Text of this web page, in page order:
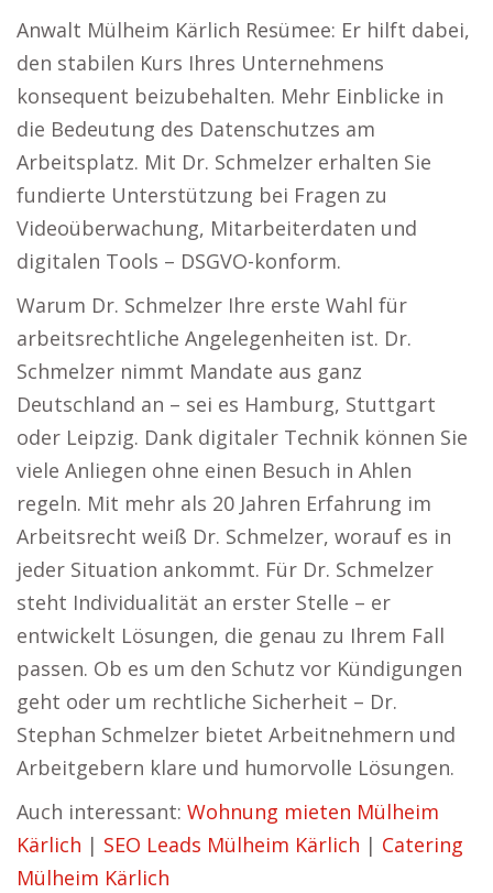
Anwalt Mülheim Kärlich Resümee: Er hilft dabei,
den stabilen Kurs Ihres Unternehmens
konsequent beizubehalten. Mehr Einblicke in
die Bedeutung des Datenschutzes am
Arbeitsplatz. Mit Dr. Schmelzer erhalten Sie
fundierte Unterstützung bei Fragen zu
Videoüberwachung, Mitarbeiterdaten und
digitalen Tools – DSGVO-konform.
Warum Dr. Schmelzer Ihre erste Wahl für
arbeitsrechtliche Angelegenheiten ist. Dr.
Schmelzer nimmt Mandate aus ganz
Deutschland an – sei es Hamburg, Stuttgart
oder Leipzig. Dank digitaler Technik können Sie
viele Anliegen ohne einen Besuch in Ahlen
regeln. Mit mehr als 20 Jahren Erfahrung im
Arbeitsrecht weiß Dr. Schmelzer, worauf es in
jeder Situation ankommt. Für Dr. Schmelzer
steht Individualität an erster Stelle – er
entwickelt Lösungen, die genau zu Ihrem Fall
passen. Ob es um den Schutz vor Kündigungen
geht oder um rechtliche Sicherheit – Dr.
Stephan Schmelzer bietet Arbeitnehmern und
Arbeitgebern klare und humorvolle Lösungen.
Auch interessant: Wohnung mieten Mülheim
Kärlich | SEO Leads Mülheim Kärlich | Catering
Mülheim Kärlich